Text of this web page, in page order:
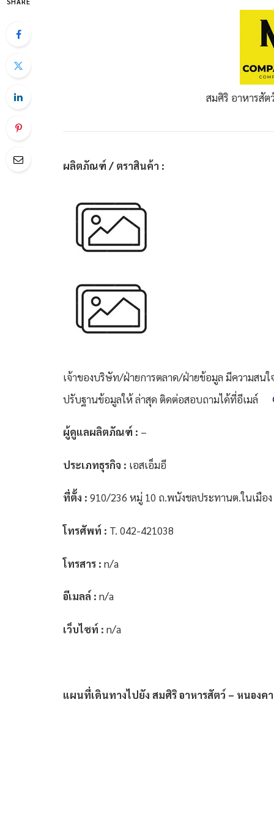
สมศิริ อาหารสั
ผลิตภัณฑ์ / ตราสินค้า :
เจ้าของบริษัท/ฝ่ายการตลาด/ฝ่ายข้อมูล มีความส
ปรับฐานข้อมูลให้ ล่าสุด ติดต่อสอบถามได้ที่อีเมล์
ผู้ดูแลผลิตภัณฑ์ : –
ประเภทธุรกิจ : เอสเอ็มอี
ที่ตั้ง : 910/236 หมู่ 10 ถ.พนังชลประทานต.ในเมือ
โทรศัพท์ : T. 042-421038
โทรสาร : n/a
อีเมลล์ : n/a
เว็บไซท์ : n/a
แผนที่เดินทางไปยัง สมศิริ อาหารสัตว์ – หนองค